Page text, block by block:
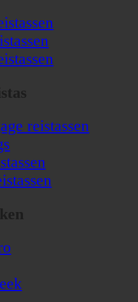
reistassen